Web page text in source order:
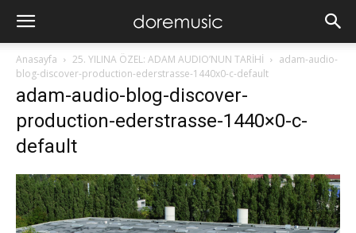
Anasayfa 25. YILINA ÖZEL: ADAM AUDIO’NUN TARİHİ
adam-audio-
blog-discover-production-ederstrasse-1440x0-c-default
adam-audio-blog-discover-
production-ederstrasse-1440×0-c-
default